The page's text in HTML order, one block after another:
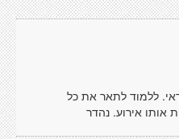
ללמוד לתאר את כל
אותו אירוע. נהדר